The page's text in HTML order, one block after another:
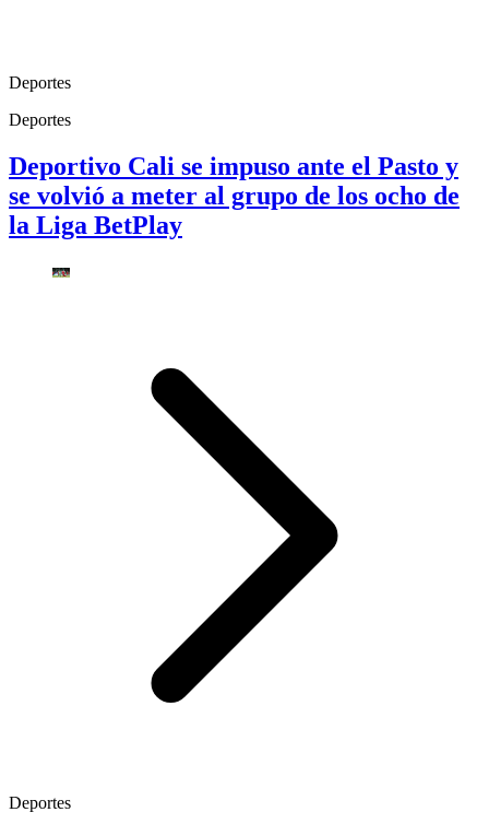
Deportes
Deportes
Deportivo Cali se impuso ante el Pasto y
se volvió a meter al grupo de los ocho de
la Liga BetPlay
Deportes